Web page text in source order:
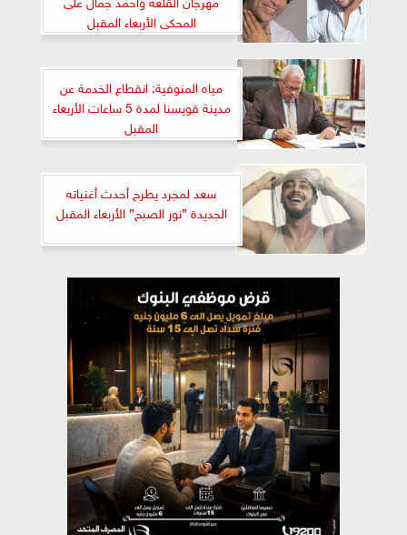
المحكى الأربعاء المقبل
مياه المنوفية: انقطاع الخدمة عن
مدينة قويسنا لمدة 5 ساعات الأربعاء
المقبل
سعد لمجرد يطرح أحدث أغنياته
الجديدة ”نور الصبح” الأربعاء المقبل